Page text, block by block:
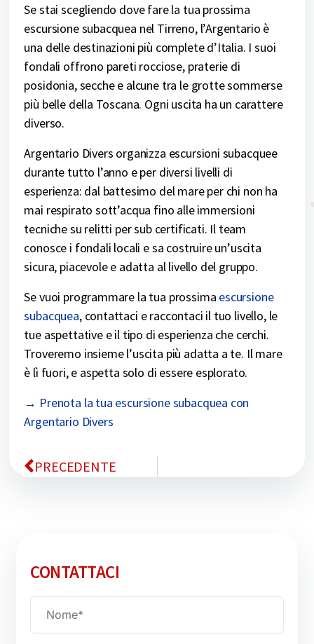
Se stai scegliendo dove fare la tua prossima
escursione subacquea nel Tirreno, l’Argentario è
una delle destinazioni più complete d’Italia. I suoi
fondali offrono pareti rocciose, praterie di
posidonia, secche e alcune tra le grotte sommerse
più belle della Toscana. Ogni uscita ha un carattere
diverso.
Argentario Divers organizza escursioni subacquee
durante tutto l’anno e per diversi livelli di
esperienza: dal battesimo del mare per chi non ha
mai respirato sott’acqua fino alle immersioni
tecniche su relitti per sub certificati. Il team
conosce i fondali locali e sa costruire un’uscita
sicura, piacevole e adatta al livello del gruppo.
Se vuoi programmare la tua prossima escursione
subacquea, contattaci e raccontaci il tuo livello, le
tue aspettative e il tipo di esperienza che cerchi.
Troveremo insieme l’uscita più adatta a te. Il mare
è lì fuori, e aspetta solo di essere esplorato.
→ Prenota la tua escursione subacquea con
Argentario Divers
PRECEDENTE
CONTATTACI